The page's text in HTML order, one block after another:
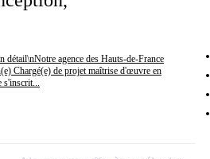
détail\nNotre agence des Hauts-de-France
Chargé(e) de projet maîtrise d'œuvre en
s'inscrit...